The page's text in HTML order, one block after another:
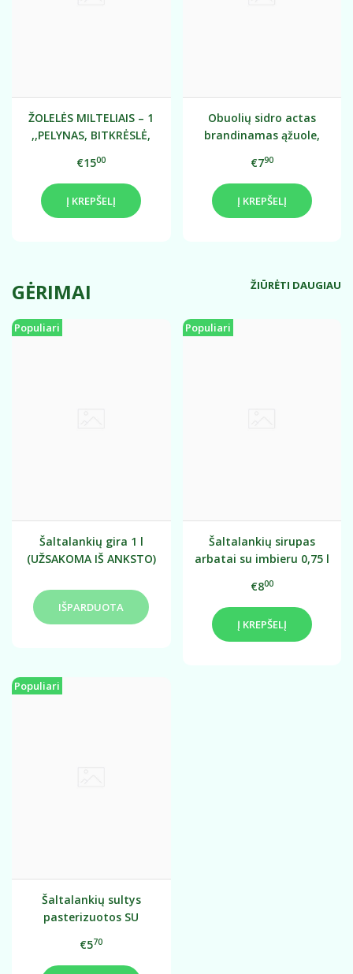
ŽOLELĖS MILTELIAIS – 1
,,PELYNAS, BITKRĖSLĖ,
€1500
Į KREPŠELĮ
Obuolių sidro actas
brandinamas ąžuole,
ml
€790
Į KREPŠELĮ
GĖRIMAI ŽIŪRĖTI DAUGIAU
Populiari
Šaltalankių gira 1 l
(UŽSAKOMA IŠ ANKSTO)
Populiari
Šaltalankių sirupas
arbatai su imbieru 0,75 l
€800
Į KREPŠELĮ
Populiari
Šaltalankių sultys
pasterizuotos SU
€570